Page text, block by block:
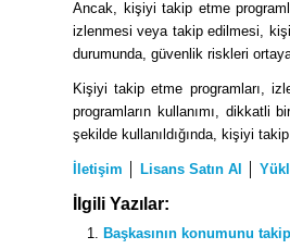
Ancak, kişiyi takip etme
izlenmesi veya takip edilmesi,
durumunda, güvenlik riskleri
Kişiyi takip etme programları,
programların kullanımı, dikkatli
şekilde kullanıldığında, kişiyi
İletişim Lisans Satın Al
İlgili Yazılar:
Başkasının konumunu